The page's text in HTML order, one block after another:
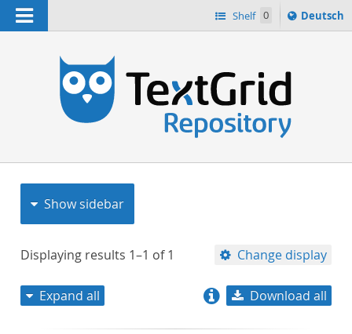
Navigation Shelf 0
Sprache
ï¿½ndern
Deutsch
Show sidebar
Displaying results 1–1 of1 Change display
Expand all Download all